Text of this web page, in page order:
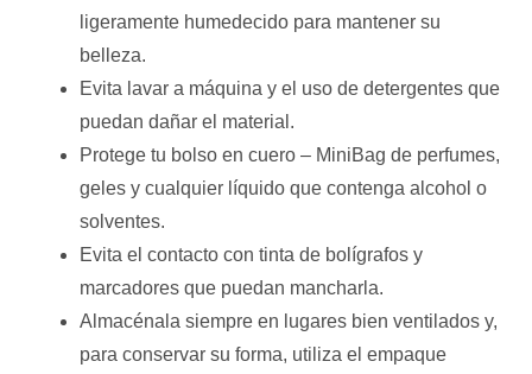
ligeramente humedecido para mantener su
belleza.
Evita lavar a máquina y el uso de detergentes que
puedan dañar el material.
Protege tu bolso en cuero – MiniBag de perfumes,
geles y cualquier líquido que contenga alcohol o
solventes.
Evita el contacto con tinta de bolígrafos y
marcadores que puedan mancharla.
Almacénala siempre en lugares bien ventilados y,
para conservar su forma, utiliza el empaque